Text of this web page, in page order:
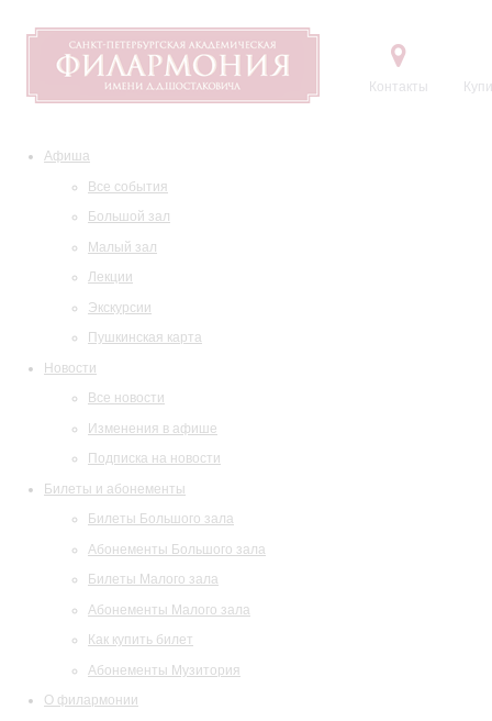
Контакты
Афиша
Все события
Большой зал
Малый зал
Лекции
Экскурсии
Пушкинская карта
Новости
Все новости
Изменения в афише
Подписка на новости
Билеты и абонементы
Билеты Большого зала
Абонементы Большого зала
Билеты Малого зала
Абонементы Малого зала
Как купить билет
Абонементы Музитория
О филармонии